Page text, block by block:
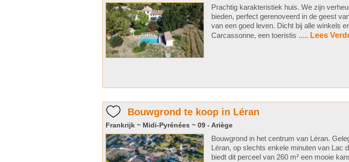
Prachtig karakteristiek huis. We zijn
bieden, perfect gerenoveerd in de geest
van een goed leven. Dicht bij alle winkels
Carcassonne, een toeristis ..... Lees
Bouwgrond te koop in Léran
Frankrijk ~ Midi-Pyrénées ~ 09 - Ariège
Bouwgrond in het centrum van Léran.
Léran, op slechts enkele minuten van Lac
biedt dit perceel van 260 m² een mooie